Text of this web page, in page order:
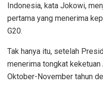
Indonesia, kata Jokowi,
pertama yang menerima
G20.
Tak hanya itu, setelah
menerima tongkat keketuan
Oktober-November tahun